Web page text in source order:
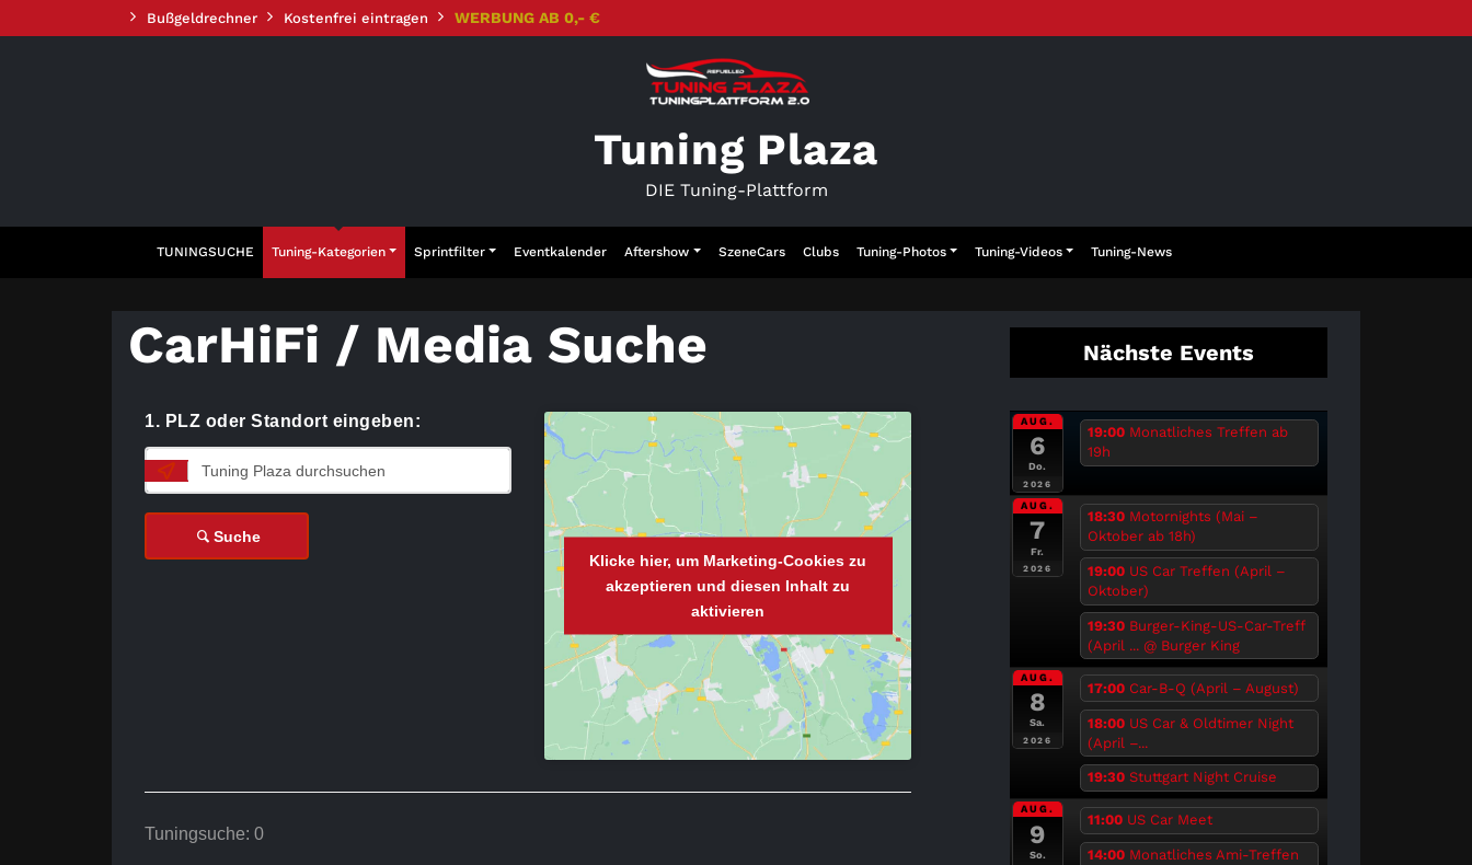
Inhalt
Bußgeldrechner Kostenfrei eintragen WERBUNG AB 0,- €
Tuning Plaza
DIE Tuning-Plattform
TUNINGSUCHE Tuning-Kategorien Sprintfilter Eventkalender Aftershow SzeneCars Clubs Tuning-Photos Tuning-Videos Tuning-News
CarHiFi / Media Suche
1. PLZ oder Standort eingeben:
Suche
Klicke hier, um Marketing-Cookies zu
akzeptieren und diesen Inhalt zu
aktivieren
Tuningsuche: 0
Nächste Events
AUG.
6
Do.
2026
19:00 Monatliches Treffen ab
19h
AUG.
7
Fr.
2026
18:30 Motornights (Mai –
Oktober ab 18h)
19:00 US Car Treffen (April –
Oktober)
19:30 Burger-King-US-Car-Treff
(April ... @ Burger King
AUG.
8
Sa.
2026
17:00 Car-B-Q (April – August)
18:00 US Car & Oldtimer Night
(April –...
19:30 Stuttgart Night Cruise
AUG.
9
So.
11:00 US Car Meet
14:00 Monatliches Ami-Treffen